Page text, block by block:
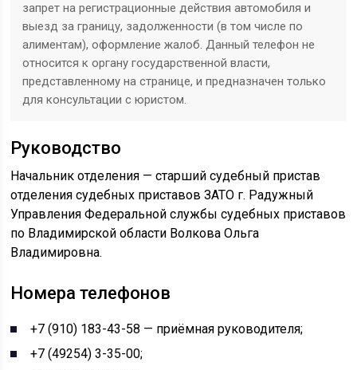
запрет на регистрационные действия автомобиля и
выезд за границу, задолженности (в том числе по
алиментам), оформление жалоб. Данный телефон не
относится к органу государственной власти,
представленному на странице, и предназначен только
для консультации с юристом.
Руководство
Начальник отделения — старший судебный пристав
отделения судебных приставов ЗАТО г. Радужный
Управления Федеральной службы судебных приставов
по Владимирской области Волкова Ольга
Владимировна.
Номера телефонов
+7 (910) 183-43-58 — приёмная руководителя;
+7 (49254) 3-35-00;